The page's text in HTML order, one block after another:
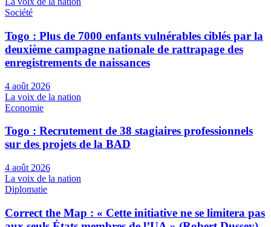
Société
Togo : Plus de 7000 enfants vulnérables ciblés par la
deuxième campagne nationale de rattrapage des
enregistrements de naissances
4 août 2026
La voix de la nation
Economie
Togo : Recrutement de 38 stagiaires professionnels
sur des projets de la BAD
4 août 2026
La voix de la nation
Diplomatie
Correct the Map : « Cette initiative ne se limitera pas